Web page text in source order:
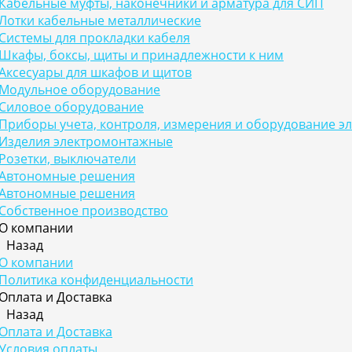
кабельные металлические
для прокладки кабеля
боксы, щиты и принадлежности к ним
для шкафов и щитов
оборудование
оборудование
учета, контроля, измерения и оборудование
электромонтажные
выключатели
решения
решения
производство
компании
Назад
компании
конфиденциальности
и Доставка
Назад
и Доставка